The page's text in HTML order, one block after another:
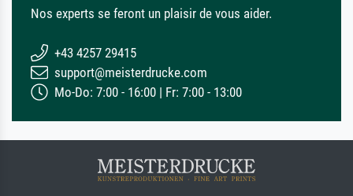
Nos experts se feront un plaisir de vous aider.
+43 4257 29415
support@meisterdrucke.com
Mo-Do: 7:00 - 16:00 | Fr: 7:00 - 13:00